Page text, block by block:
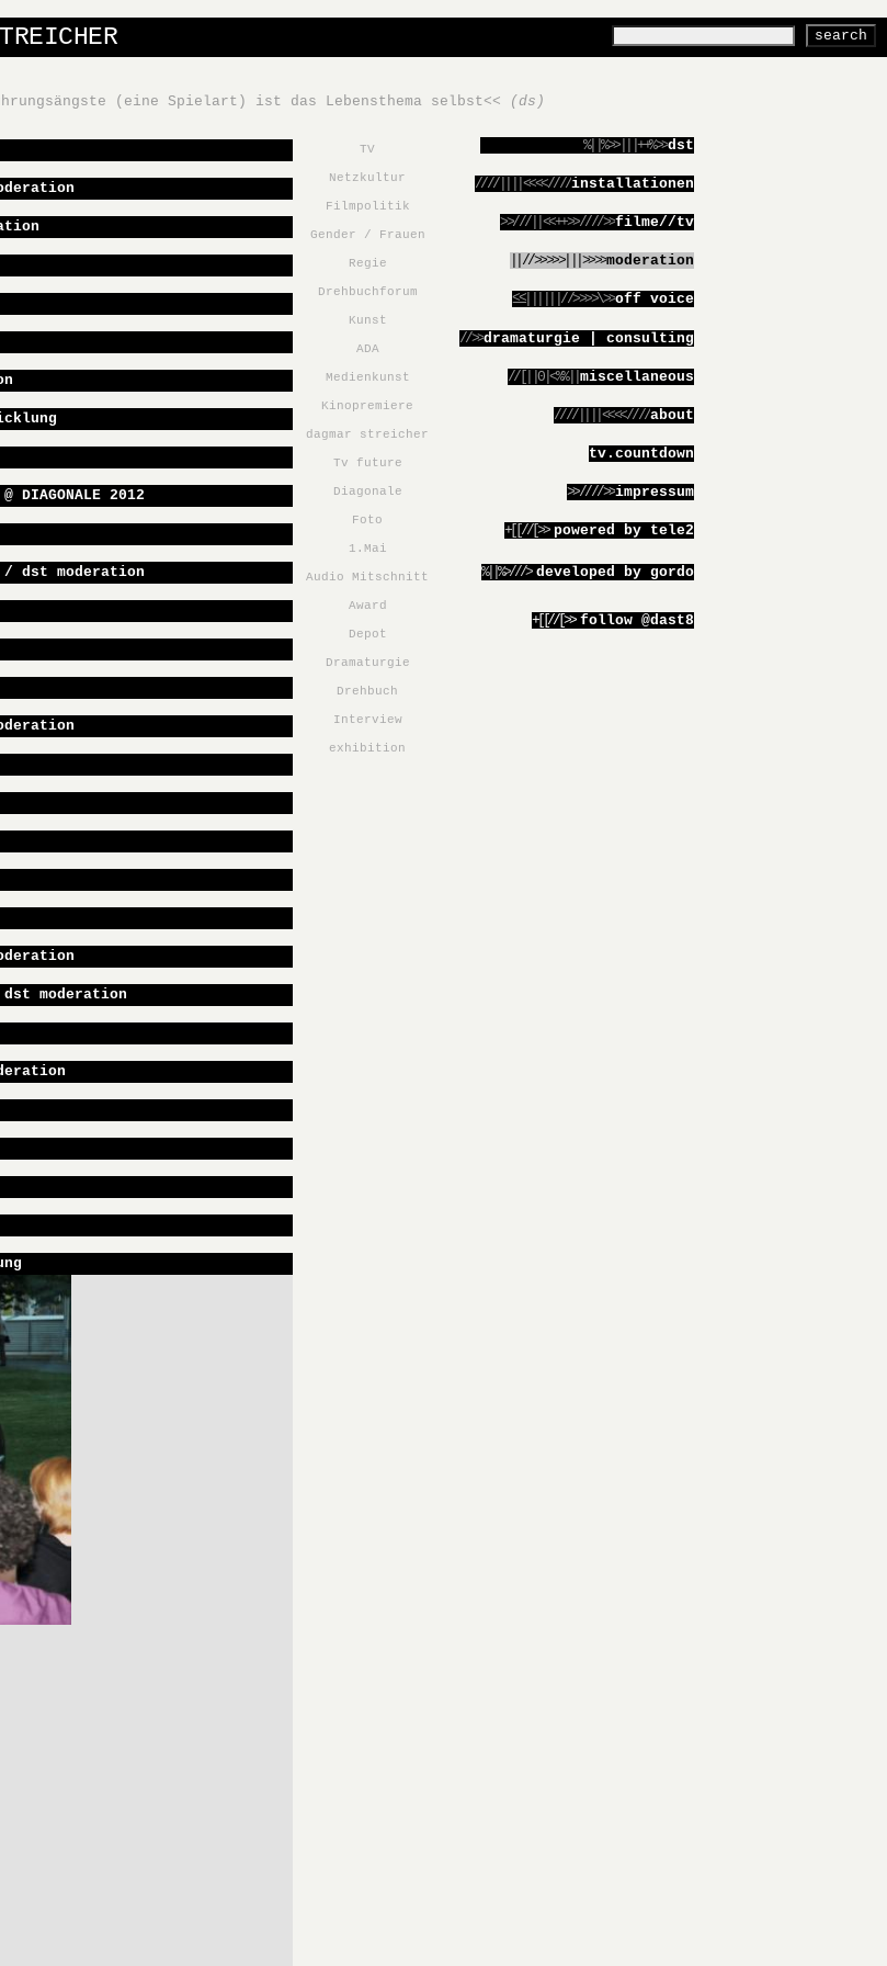
(eine Spielart) ist das Lebensthema selbst<< (ds)
2012
dst moderation
moderation
TV
Netzkultur
Filmpolitik
Gender / Frauen
Regie
Drehbuchforum
Kunst
ADA
Medienkunst
Kinopremiere
dagmar streicher
Tv future
Diagonale
Foto
1.Mai
Audio Mitschnitt
Award
Depot
Dramaturgie
Drehbuch
Interview
exhibition
%||%>>|||++%>>dst
////||||<<<<////installationen
>>///||<<++>>////>>filme//tv
||//>>>>>|||>>>>moderation
≤≤||||||//>>>>\>>off voice
//>>dramaturgie | consulting
//[||0|<%%|| miscellaneous
////||||<<<<////about
tv.countdown
>>////>>impressum
+[[//[>> powered by tele2
%||%>///> developed by gordo
+[[//[>> follow @dast8